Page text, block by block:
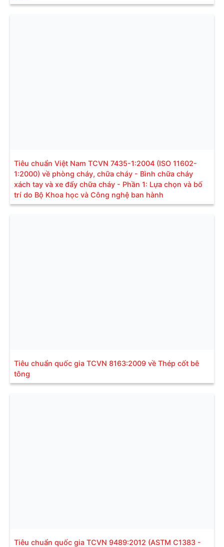
Tiêu chuẩn Việt Nam TCVN 7435-1:2004 (ISO 11602-
1:2000) về phòng cháy, chữa cháy - Bình chữa cháy
xách tay và xe đẩy chữa cháy - Phần 1: Lựa chọn và bố
trí do Bộ Khoa học và Công nghệ ban hành
Tiêu chuẩn quốc gia TCVN 8163:2009 về Thép cốt bê
tông
Tiêu chuẩn quốc gia TCVN 9489:2012 (ASTM C1383 -